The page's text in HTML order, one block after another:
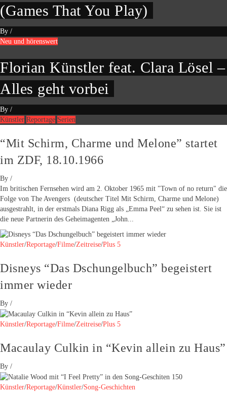
(Games That You Play)
By /
Neu und hörenswert
Florian Künstler feat. Clara Lösel –
Alles geht vorbei
By /
Künstler Reportage Serien
“Mit Schirm, Charme und Melone” startet
im ZDF, 18.10.1966
By /
Im britischen Fernsehen wird am 2. Oktober 1965 mit "Town of no return" die
Folge von The Avengers (deutscher Titel Mit Schirm, Charme und Melone)
ausgestrahlt, in der erstmals Diana Rigg als „Emma Peel“ zu sehen ist. Sie ist
die neue Partnerin des Geheimagenten „John...
Künstler/Reportage/Filme/Zeitreise/Plus 5
Disneys “Das Dschungelbuch” begeistert
immer wieder
By /
Künstler/Reportage/Filme/Zeitreise/Plus 5
Macaulay Culkin in “Kevin allein zu Haus”
By /
Künstler/Reportage/Künstler/Song-Geschichten